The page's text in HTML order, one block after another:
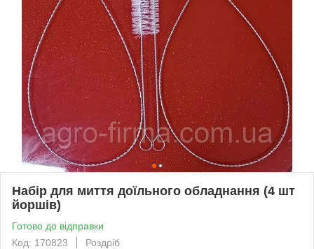
Набір для миття доїльного обладнання (4 шт
йоршів)
Готово до відправки
Код: 170823
Роздріб